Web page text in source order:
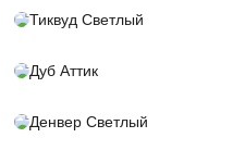
Тиквуд Светлый
Дуб Аттик
Денвер Светлый